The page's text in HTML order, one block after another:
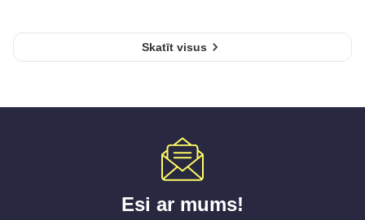
Skatīt visus
Esi ar mums!